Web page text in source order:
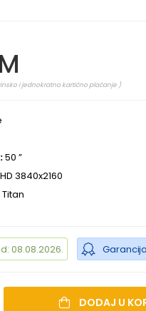
i jednokratno kartično plaćanje )
50 ”
3840x2160
Titan
08.08.2026.
DODAJ U